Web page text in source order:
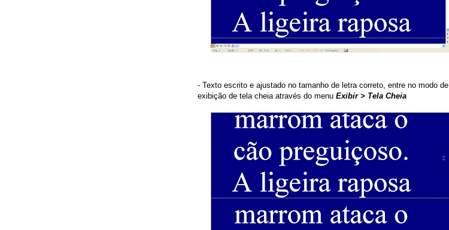
- Texto escrito e ajustado no tamanho de letra correto, entre no modo de
exibição de tela cheia através do menu Exibir > Tela Cheia